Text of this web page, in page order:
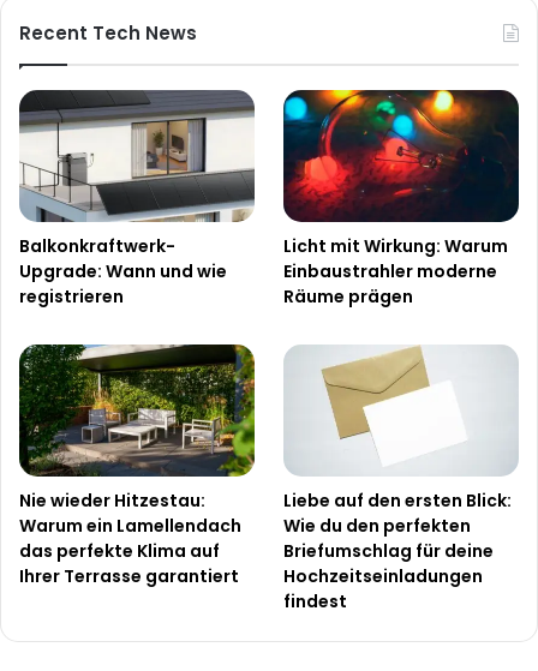
Recent Tech News
Balkonkraftwerk-
Upgrade: Wann und wie
registrieren
Licht mit Wirkung: Warum
Einbaustrahler moderne
Räume prägen
Nie wieder Hitzestau:
Warum ein Lamellendach
das perfekte Klima auf
Ihrer Terrasse garantiert
Liebe auf den ersten Blick:
Wie du den perfekten
Briefumschlag für deine
Hochzeitseinladungen
findest